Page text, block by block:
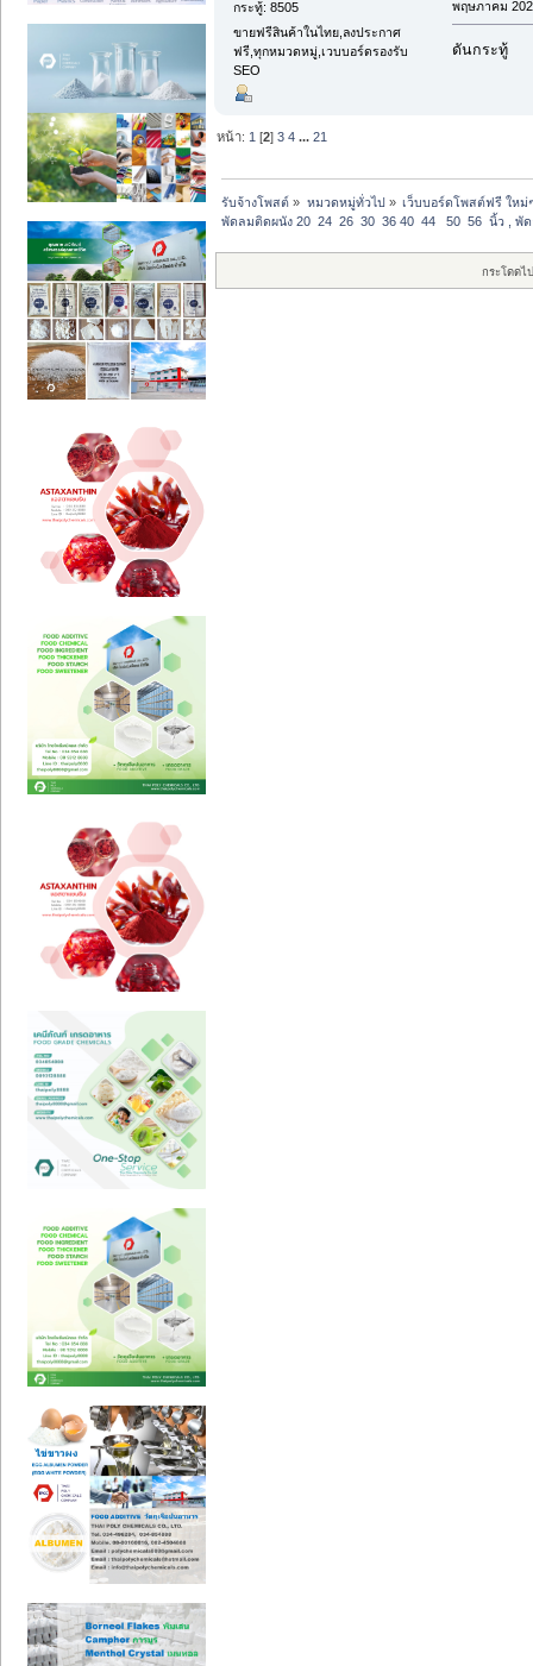
กระทู้: 8505
ขายฟรีสินค้าในไทย,ลงประกาศ
ฟรี,ทุกหมวดหมู่,เวบบอร์ดรองรับ
SEO
พฤษภาคม
ดันกระทู้
หน้า: 1 [2]3 4 ...21
รับจ้างโพสต์ » หมวดหมู่ทั่วไป » เว็บบอร์ดโพสต์ฟรี ให
พัดลมติดผนัง 20  24  26  30  36 40  44   50  56  นิ้ว ,
กระโดดไ